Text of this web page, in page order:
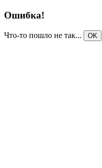
Ошибка!
Что-то пошло не так... OK